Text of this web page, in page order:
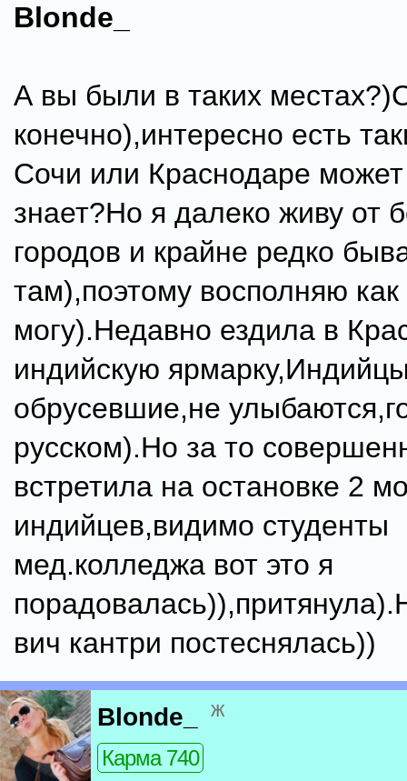
Blonde_
А вы были в таких
конечно),интересно есть
Сочи или Краснодаре может
знает?Но я далеко живу от
городов и крайне редко
там),поэтому восполняю как
могу).Недавно ездила в
индийскую
обрусевшие,не
русском).Но за то
встретила на остановке 2
индийцев,видимо студенты
мед.колледжа вот это я
вич кантри постеснялась))
Blonde_ ж
Карма 740